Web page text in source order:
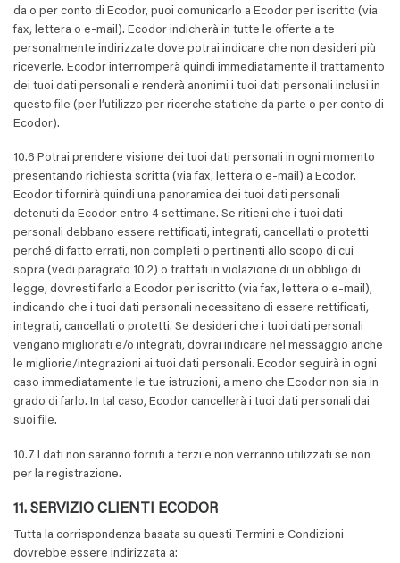
da o per conto di Ecodor, puoi comunicarlo a Ecodor per iscritto (via
fax, lettera o e-mail). Ecodor indicherà in tutte le offerte a te
personalmente indirizzate dove potrai indicare che non desideri più
riceverle. Ecodor interromperà quindi immediatamente il trattamento
dei tuoi dati personali e renderà anonimi i tuoi dati personali inclusi in
questo file (per l’utilizzo per ricerche statiche da parte o per conto di
Ecodor).
10.6 Potrai prendere visione dei tuoi dati personali in ogni momento
presentando richiesta scritta (via fax, lettera o e-mail) a Ecodor.
Ecodor ti fornirà quindi una panoramica dei tuoi dati personali
detenuti da Ecodor entro 4 settimane. Se ritieni che i tuoi dati
personali debbano essere rettificati, integrati, cancellati o protetti
perché di fatto errati, non completi o pertinenti allo scopo di cui
sopra (vedi paragrafo 10.2) o trattati in violazione di un obbligo di
legge, dovresti farlo a Ecodor per iscritto (via fax, lettera o e-mail),
indicando che i tuoi dati personali necessitano di essere rettificati,
integrati, cancellati o protetti. Se desideri che i tuoi dati personali
vengano migliorati e/o integrati, dovrai indicare nel messaggio anche
le migliorie/integrazioni ai tuoi dati personali. Ecodor seguirà in ogni
caso immediatamente le tue istruzioni, a meno che Ecodor non sia in
grado di farlo. In tal caso, Ecodor cancellerà i tuoi dati personali dai
suoi file.
10.7 I dati non saranno forniti a terzi e non verranno utilizzati se non
per la registrazione.
11. SERVIZIO CLIENTI ECODOR
Tutta la corrispondenza basata su questi Termini e Condizioni
dovrebbe essere indirizzata a: